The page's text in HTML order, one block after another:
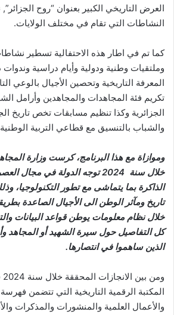
العرض التاريخي الكبير بعنوان “روح
النشاطات التي تقام في مختلف الولايات.
كما تم في اطار هذه الاحتفالية تسطير
وملتقيات وطنية ودولية وأيام دراسية
المعرفة التاريخية وتحصين الأجيال بالوعي
تكريم فئة المجاهدات والمجاهدين وأرامل
الجزائرية وكذا تنظيم مسابقات تخص تاريخ
والشباب بالتنسيق مع قطاعي التربية
وموازاة مع هذا البرنامج، كرست وزارة
خلال سنة 2024 توجه الدولة في
الذاكرة بما يتماشى مع تطور التكنولوجيا،
تاريخ ومآثر الوطن الى الأجيال الصاعدة
خلال نظام معلومات يوطن قواعد البيانات
كل التفاصيل حول سيرة الشهيد أو المجاهد
الذين ساهموا في انتصارها.
المكتبة الرقمية التاريخية التي تتضمن
والأعمال العلمية والمنشورات والمذكرات